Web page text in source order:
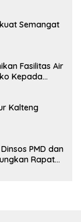
Semangat
Fasilitas Air
Kepada
Kalteng
PMD dan
Rapat